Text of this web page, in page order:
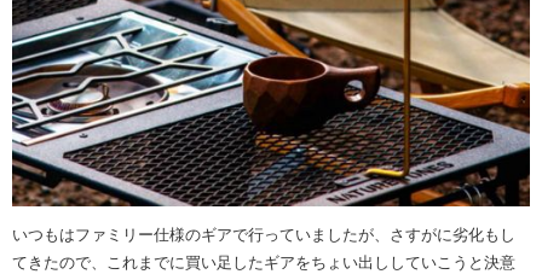
いつもはファミリー仕様のギアで行っていましたが、さすがに劣化もし
てきたので、これまでに買い足したギアをちょい出ししていこうと決意